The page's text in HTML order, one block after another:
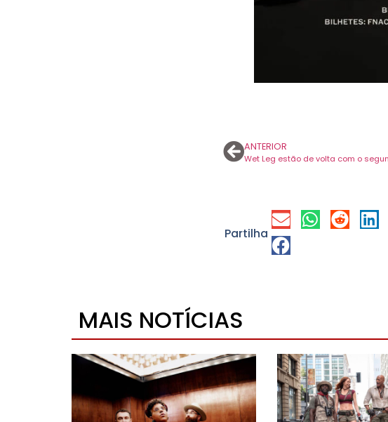
ANTERIOR
Partilha
MAIS NOTÍCIAS